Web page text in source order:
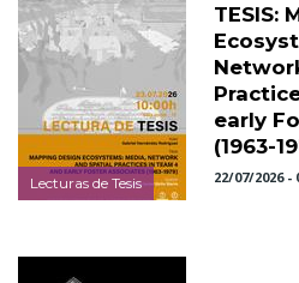
Lecturas de Tesis
TESIS:
early
(1963-
22/07/2026 -